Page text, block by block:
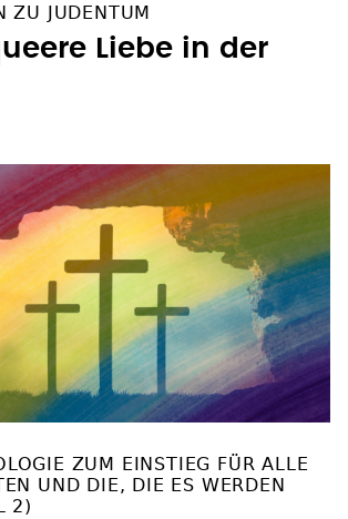
ZU JUDENTUM
Liebe in der
ZUM EINSTIEG FÜR ALLE
UND DIE, DIE ES WERDEN
2)